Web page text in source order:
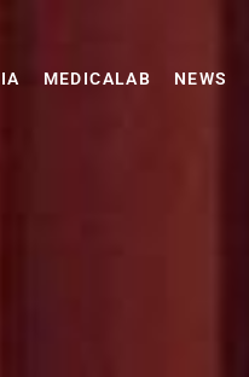
MEDICALAB NEWS